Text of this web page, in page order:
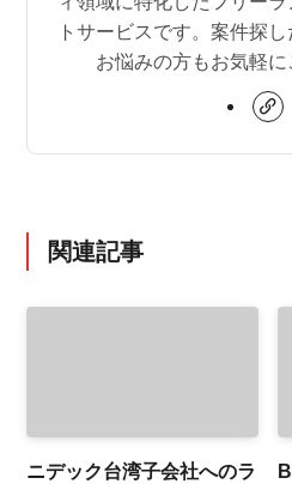
トサービスです。案件探
お悩みの方もお気軽に
関連記事
ニデック台湾子会社へのラ